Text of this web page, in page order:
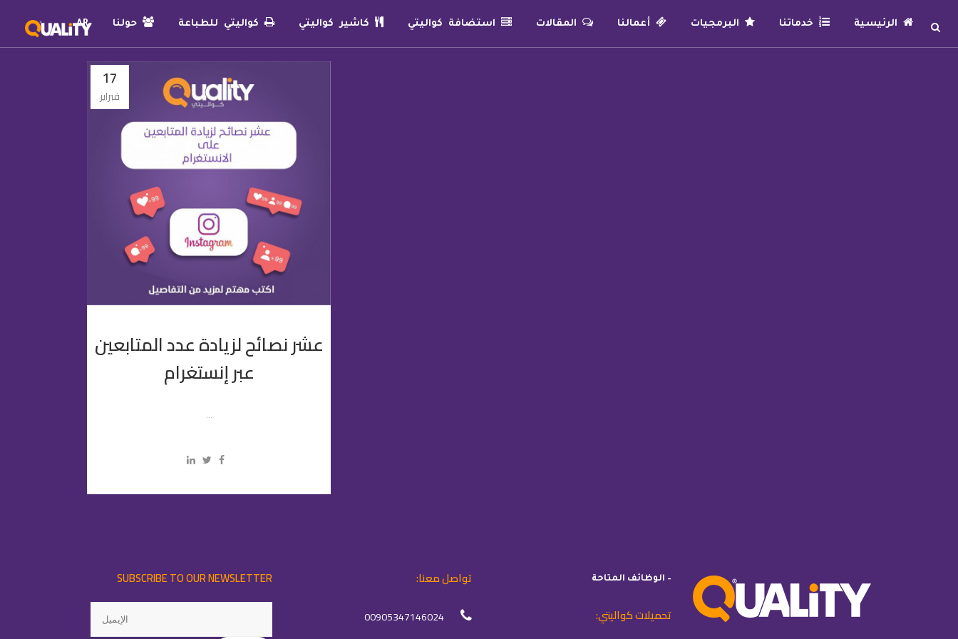
الرئيسية خدماتنا البرمجيات أعمالنا المقالات استضافة كواليتي كاشير كواليتي كواليتي للطباعة حولنا AR
17
فبراير
عشر نصائح لزيادة عدد المتابعين
عبر إنستغرام
...
– الوظائف المتاحة
تحميلات كواليتي:
تواصل معنا:
00905347146024
SUBSCRIBE TO OUR NEWSLETTER